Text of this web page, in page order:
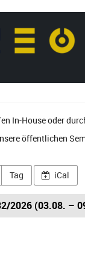
In-House oder
öffentlichen
Tag iCal
2026 (03.08. –